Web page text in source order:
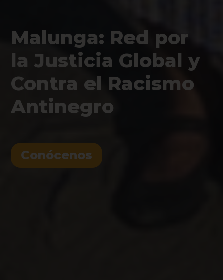
Malunga: Red por
la Justicia Global y
Contra el Racismo
Antinegro
Conócenos